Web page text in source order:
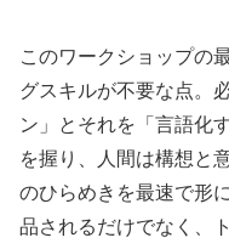
このワークショップの
グスキルが不要な点。
ン」とそれを「言語化
を握り、人間は構想と
のひらめきを最速で形
品されるだけでなく、